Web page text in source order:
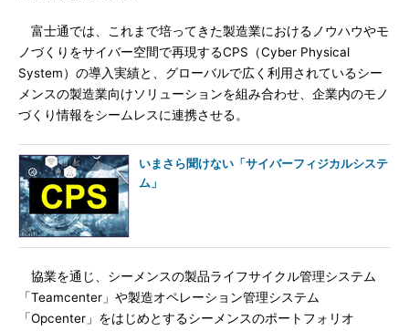
富士通では、これまで培ってきた製造業におけるノウハウやモ
ノづくりをサイバー空間で再現するCPS（Cyber Physical
System）の導入実績と、グローバルで広く利用されているシー
メンスの製造業向けソリューションを組み合わせ、企業内のモノ
づくり情報をシームレスに連携させる。
いまさら聞けない「サイバーフィジカルシステ
ム」
協業を通じ、シーメンスの製品ライフサイクル管理システム
「Teamcenter」や製造オペレーション管理システム
「Opcenter」をはじめとするシーメンスのポートフォリオ